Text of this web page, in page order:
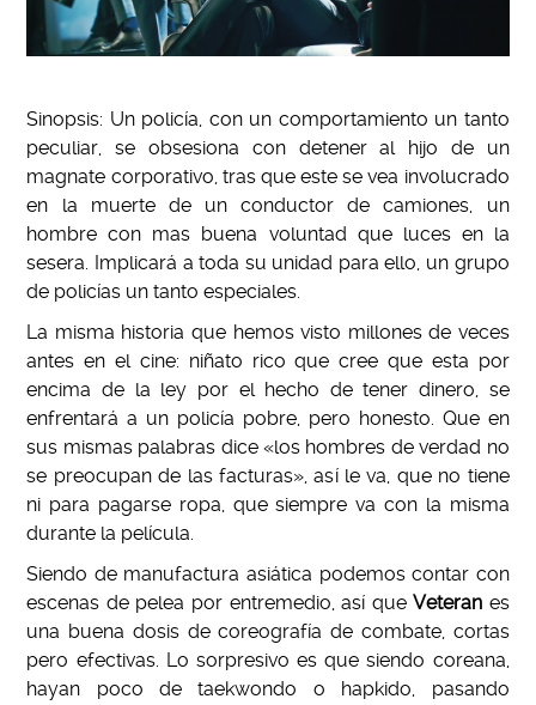
Sinopsis: Un policía, con un comportamiento un tanto
peculiar, se obsesiona con detener al hijo de un
magnate corporativo, tras que este se vea involucrado
en la muerte de un conductor de camiones, un
hombre con mas buena voluntad que luces en la
sesera. Implicará a toda su unidad para ello, un grupo
de policías un tanto especiales.
La misma historia que hemos visto millones de veces
antes en el cine: niñato rico que cree que esta por
encima de la ley por el hecho de tener dinero, se
enfrentará a un policía pobre, pero honesto. Que en
sus mismas palabras dice «los hombres de verdad no
se preocupan de las facturas», así le va, que no tiene
ni para pagarse ropa, que siempre va con la misma
durante la película.
Siendo de manufactura asiática podemos contar con
escenas de pelea por entremedio, así queVeteran es
una buena dosis de coreografía de combate, cortas
pero efectivas. Lo sorpresivo es que siendo coreana,
hayan poco de taekwondo o hapkido, pasando